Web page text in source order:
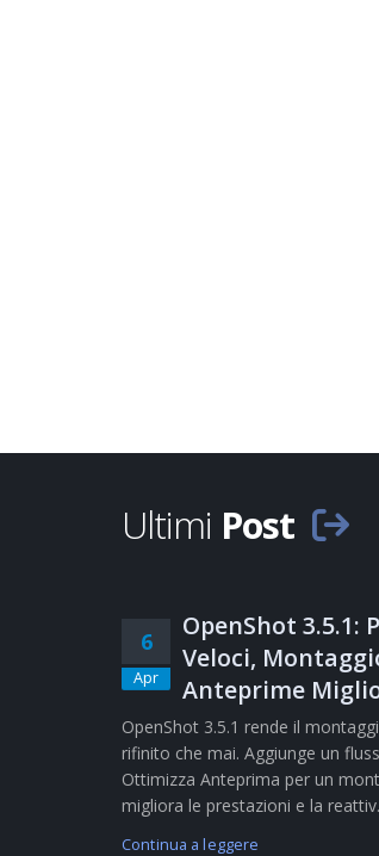
Ultimi Post
6
Apr
OpenShot 3.5.1:
Veloci,
Anteprime
OpenShot 3.5.1 rende il
rifinito che mai. Aggiunge un
Ottimizza Anteprima per un
migliora le prestazioni e la
Continua a leggere